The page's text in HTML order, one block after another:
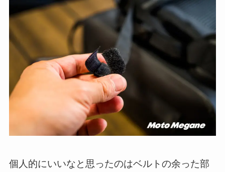
個人的にいいなと思ったのはベルトの余った部